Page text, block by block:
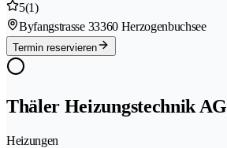
5(1)
Byfangstrasse 33360 Herzogenbuchsee
Termin reservieren
Thäler Heizungstechnik AG
Heizungen